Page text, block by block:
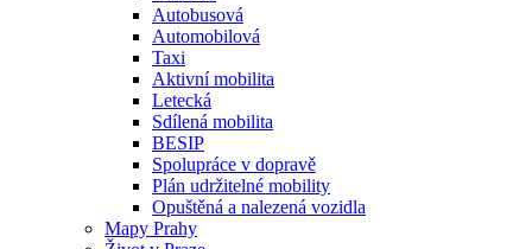
Autobusová
Automobilová
Taxi
Aktivní mobilita
Letecká
Sdílená mobilita
BESIP
Spolupráce v dopravě
Plán udržitelné mobility
Opuštěná a nalezená vozidla
Mapy Prahy